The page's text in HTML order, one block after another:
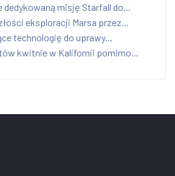
dedykowaną misję Starfall do...
eksploracji Marsa przez...
technologię do uprawy...
kwitnie w Kalifornii pomimo...